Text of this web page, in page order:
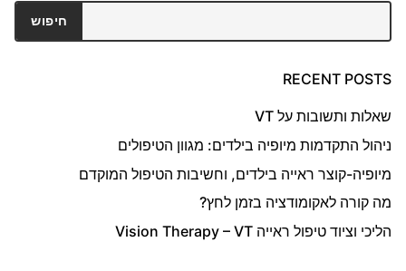
חיפוש
RECENT POSTS
שאלות ותשובות על VT
ניהול התקדמות מיופיה בילדים: מגוון הטיפולים
מיופיה-קוצר ראייה בילדים, וחשיבות הטיפול המוקדם
מה קורה לאקומודציה בזמן לחץ?
הליכי וציוד טיפול ראייה Vision Therapy – VT